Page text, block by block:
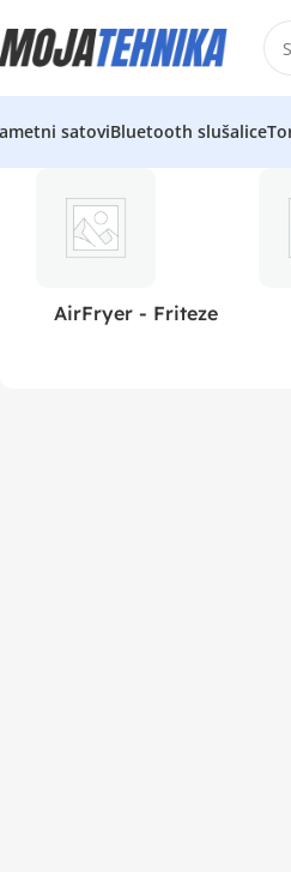
satoviBluetooth slušalice
AirFryer - Friteze